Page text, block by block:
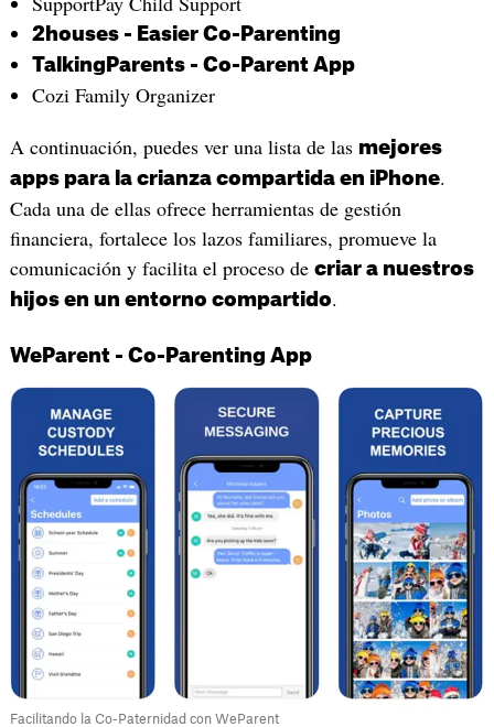
2houses - Easier Co-Parenting
TalkingParents - Co-Parent App
Cozi Family Organizer
A continuación, puedes ver una lista de las mejores
apps para la crianza compartida en iPhone.
Cada una de ellas ofrece herramientas de gestión
financiera, fortalece los lazos familiares, promueve la
comunicación y facilita el proceso de criar a nuestros
hijos en un entorno compartido.
WeParent - Co-Parenting App
Facilitando la Co-Paternidad con WeParent